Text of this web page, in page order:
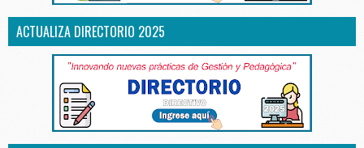
ACTUALIZA DIRECTORIO 2025